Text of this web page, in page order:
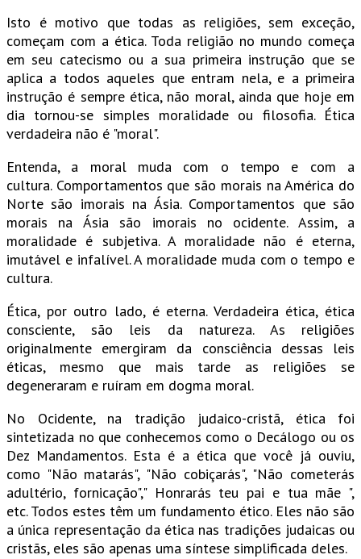
Isto é motivo que todas as religiões, sem exceção,
começam com a ética. Toda religião no mundo começa
em seu catecismo ou a sua primeira instrução que se
aplica a todos aqueles que entram nela, e a primeira
instrução é sempre ética, não moral, ainda que hoje em
dia tornou-se simples moralidade ou filosofia. Ética
verdadeira não é "moral".
Entenda, a moral muda com o tempo e com a
cultura. Comportamentos que são morais na América do
Norte são imorais na Ásia. Comportamentos que são
morais na Ásia são imorais no ocidente. Assim, a
moralidade é subjetiva. A moralidade não é eterna,
imutável e infalível. A moralidade muda com o tempo e
cultura.
Ética, por outro lado, é eterna. Verdadeira ética, ética
consciente, são leis da natureza. As religiões
originalmente emergiram da consciência dessas leis
éticas, mesmo que mais tarde as religiões se
degeneraram e ruíram em dogma moral.
No Ocidente, na tradição judaico-cristã, ética foi
sintetizada no que conhecemos como o Decálogo ou os
Dez Mandamentos. Esta é a ética que você já ouviu,
como "Não matarás", "Não cobiçarás", "Não cometerás
adultério, fornicação"," Honrarás teu pai e tua mãe ",
etc. Todos estes têm um fundamento ético. Eles não são
a única representação da ética nas tradições judaicas ou
cristãs, eles são apenas uma síntese simplificada deles.